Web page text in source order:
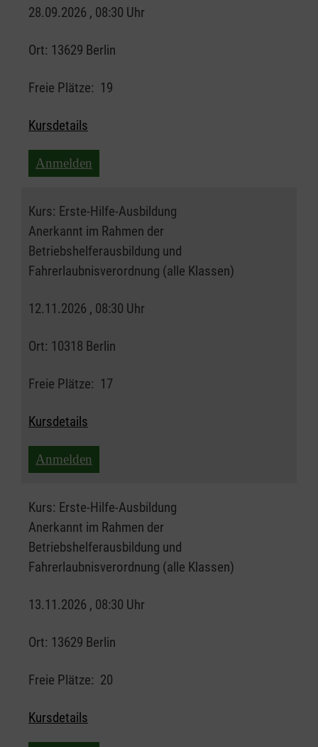
28.09.2026 , 08:30 Uhr
Ort: 13629 Berlin
Freie Plätze: 19
Kursdetails
Anmelden
Kurs: Erste-Hilfe-Ausbildung
Anerkannt im Rahmen der
Betriebshelferausbildung und
Fahrerlaubnisverordnung (alle Klassen)
12.11.2026 , 08:30 Uhr
Ort: 10318 Berlin
Freie Plätze: 17
Kursdetails
Anmelden
Kurs: Erste-Hilfe-Ausbildung
Anerkannt im Rahmen der
Betriebshelferausbildung und
Fahrerlaubnisverordnung (alle Klassen)
13.11.2026 , 08:30 Uhr
Ort: 13629 Berlin
Freie Plätze: 20
Kursdetails